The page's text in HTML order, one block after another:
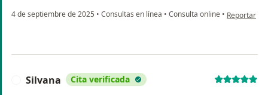
4 de septiembre de 2025 • Consultas en línea • Consulta online • en opinión
Reportar
Silvana Cita verificada